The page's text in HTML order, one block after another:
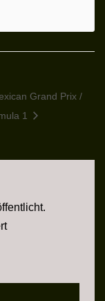
Grand Prix /
1